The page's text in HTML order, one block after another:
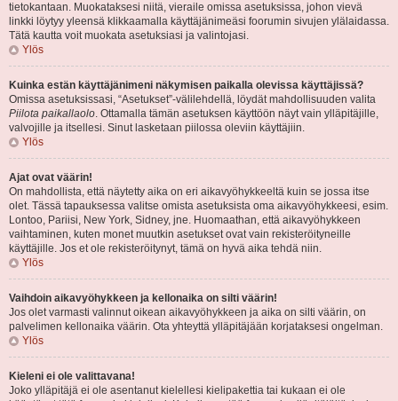
tietokantaan. Muokataksesi niitä, vieraile omissa asetuksissa, johon vievä
linkki löytyy yleensä klikkaamalla käyttäjänimeäsi foorumin sivujen ylälaidassa.
Tätä kautta voit muokata asetuksiasi ja valintojasi.
Ylös
Kuinka estän käyttäjänimeni näkymisen paikalla olevissa käyttäjissä?
Omissa asetuksissasi, “Asetukset”-välilehdellä, löydät mahdollisuuden valita
Piilota paikallaolo. Ottamalla tämän asetuksen käyttöön näyt vain ylläpitäjille,
valvojille ja itsellesi. Sinut lasketaan piilossa oleviin käyttäjiin.
Ylös
Ajat ovat väärin!
On mahdollista, että näytetty aika on eri aikavyöhykkeeltä kuin se jossa itse
olet. Tässä tapauksessa valitse omista asetuksista oma aikavyöhykkeesi, esim.
Lontoo, Pariisi, New York, Sidney, jne. Huomaathan, että aikavyöhykkeen
vaihtaminen, kuten monet muutkin asetukset ovat vain rekisteröityneille
käyttäjille. Jos et ole rekisteröitynyt, tämä on hyvä aika tehdä niin.
Ylös
Vaihdoin aikavyöhykkeen ja kellonaika on silti väärin!
Jos olet varmasti valinnut oikean aikavyöhykkeen ja aika on silti väärin, on
palvelimen kellonaika väärin. Ota yhteyttä ylläpitäjään korjataksesi ongelman.
Ylös
Kieleni ei ole valittavana!
Joko ylläpitäjä ei ole asentanut kielellesi kielipakettia tai kukaan ei ole